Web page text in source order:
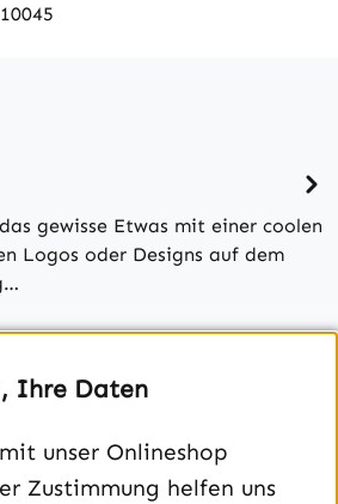
gewisse Etwas mit einer coolen
Logos oder Designs auf dem
Ihre Daten
unser Onlineshop
Zustimmung helfen uns